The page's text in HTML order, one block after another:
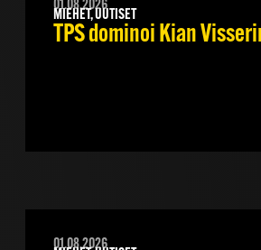
01.08.2026
MIEHET, UUTISET
TPS dominoi Kian
01.08.2026